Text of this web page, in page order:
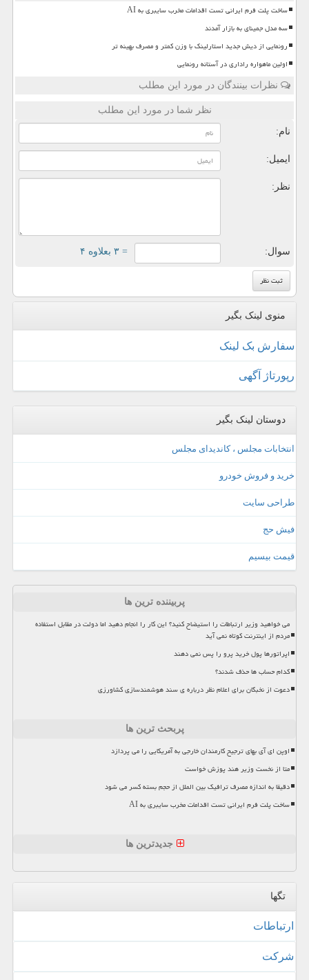
ساخت پلت فرم ایرانی تست اقدامات مخرب سایبری به AI
سه مدل جمینای به بازار آمدند
رونمایی از دیش جدید استارلینک با وزن کمتر و مصرف بهینه تر
اولین ماهواره راداری در آستانه رونمایی
نظرات بینندگان در مورد این مطلب
نظر شما در مورد این مطلب
نام:
ایمیل:
نظر:
سوال: = ۳ بعلاوه ۴
منوی لینک بگیر
سفارش بک لینک
رپورتاژ آگهی
دوستان لینک بگیر
انتخابات مجلس ، کاندیدای مجلس
خرید و فروش خودرو
طراحی سایت
فیش حج
قیمت بیسیم
پربیننده ترین ها
می خواهید وزیر ارتباطات را استیضاح کنید؟ این کار را انجام دهید اما دولت در مقابل استفاده
مردم از اینترنت کوتاه نمی آید
اپراتورها پول خرید پرو را پس نمی دهند
کدام حساب ها حذف شدند؟
دعوت از نخبگان برای اعلام نظر درباره ی سند هوشمندسازی کشاورزی
پربحث ترین ها
اوپن ای آی بهای ترجیح کارمندان خارجی به آمریکایی را می پردازد
متا از نخست وزیر هند پوزش خواست
دقیقا به اندازه مصرف ترافیک بین الملل از حجم بسته کسر می شود
ساخت پلت فرم ایرانی تست اقدامات مخرب سایبری به AI
جدیدترین ها
تگها
ارتباطات
شركت